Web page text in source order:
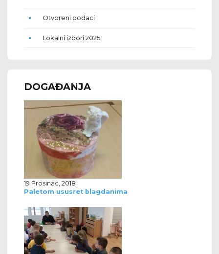
Otvoreni podaci
Lokalni izbori 2025
DOGAĐANJA
19 Prosinac, 2018
Paletom ususret blagdanima